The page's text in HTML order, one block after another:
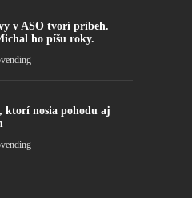
v ASO tvorí príbeh.
ho píšu roky.
ktorí nosia pohodu aj